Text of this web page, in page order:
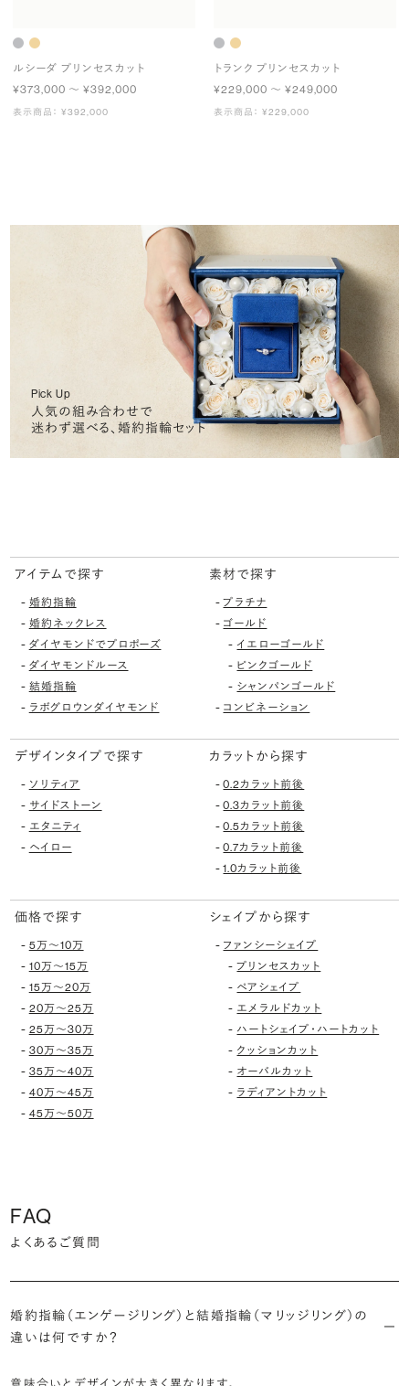
ルシーダ プリンセスカット
¥373,000 〜 ¥392,000
表示商品： ¥392,000
トランク プリンセスカット
¥229,000 〜 ¥249,000
表示商品： ¥229,000
Pick Up
人気の組み合わせで
迷わず選べる、婚約指輪セット
アイテムで探す
- 婚約指輪
- 婚約ネックレス
- ダイヤモンドでプロポーズ
- ダイヤモンドルース
- 結婚指輪
- ラボグロウンダイヤモンド
素材で探す
-プラチナ
- ゴールド
-イエローゴールド
- ピンクゴールド
- シャンパンゴールド
- コンビネーション
デザインタイプで探す
- ソリティア
- サイドストーン
- エタニティ
- ヘイロー
カラットから探す
-0.2カラット前後
-0.3カラット前後
-0.5カラット前後
-0.7カラット前後
-1.0カラット前後
価格で探す
- 5万〜10万
- 10万〜15万
- 15万〜20万
- 20万〜25万
- 25万〜30万
- 30万〜35万
- 35万〜40万
- 40万〜45万
- 45万〜50万
シェイプから探す
- ファンシーシェイプ
-プリンセスカット
- ペアシェイプ
- エメラルドカット
- ハートシェイプ・ハートカット
- クッションカット
- オーバルカット
- ラディアントカット
FAQ
よくあるご質問
婚約指輪（エンゲージリング）と結婚指輪（マリッジリング）の
違いは何ですか？